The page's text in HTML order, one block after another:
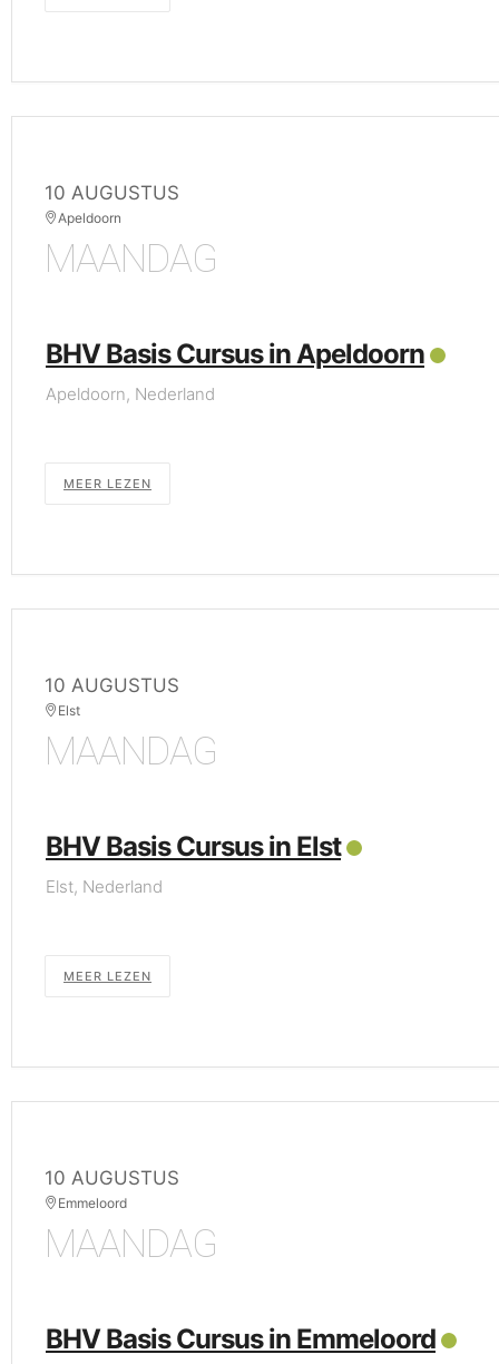
10 AUGUSTUS
Apeldoorn
MAANDAG
BHV Basis Cursus in Apeldoorn
Apeldoorn, Nederland
MEER LEZEN
10 AUGUSTUS
Elst
MAANDAG
BHV Basis Cursus in Elst
Elst, Nederland
MEER LEZEN
10 AUGUSTUS
Emmeloord
MAANDAG
BHV Basis Cursus in Emmeloord